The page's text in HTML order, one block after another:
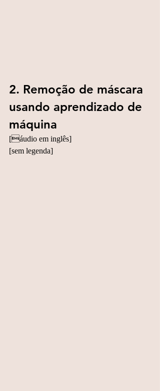
2. Remoção de máscara
usando aprendizado de
máquina
[áudio em inglês]
[sem legenda]